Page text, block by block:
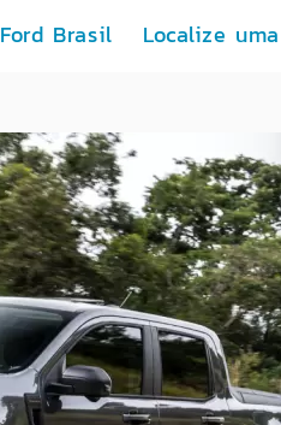
Ford Brasil Localize